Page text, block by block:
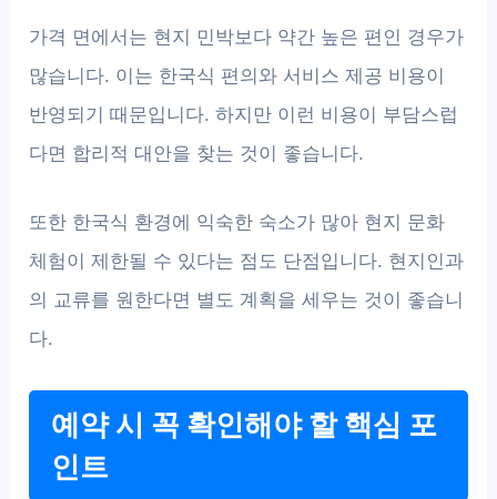
가격 면에서는 현지 민박보다 약간 높은 편인 경우가
많습니다. 이는 한국식 편의와 서비스 제공 비용이
반영되기 때문입니다. 하지만 이런 비용이 부담스럽
다면 합리적 대안을 찾는 것이 좋습니다.
또한 한국식 환경에 익숙한 숙소가 많아 현지 문화
체험이 제한될 수 있다는 점도 단점입니다. 현지인과
의 교류를 원한다면 별도 계획을 세우는 것이 좋습니
다.
예약 시 꼭 확인해야 할 핵심 포
인트